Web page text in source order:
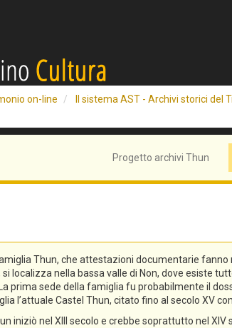
on-line Il sistema AST - Archivi storici del
Progetto archivi Thun
Thun, che attestazioni documentarie
si localizza nella bassa valle di Non, dove esiste
prima sede della famiglia fu probabilmente il
l’attuale Castel Thun, citato fino al secolo XV
iniziò nel XIII secolo e crebbe soprattutto nel